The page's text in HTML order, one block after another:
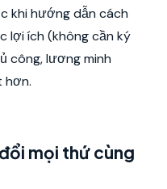
khi hướng dẫn cách
lợi ích (không cần ký
công, lương minh
hơn.
mọi thứ cùng